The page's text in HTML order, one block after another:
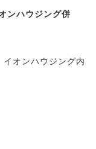
ンハウジング併
オンハウジング内